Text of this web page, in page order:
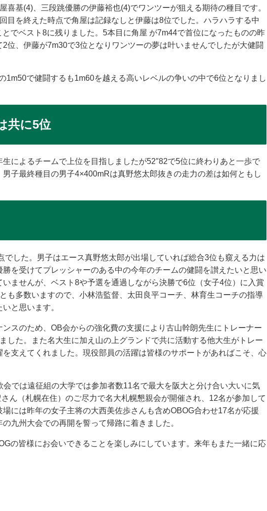
喜基(4)、三段跳優勝の伊藤裕也(4)でワンツーが狙える期待の種目です。
目を終えた時点で角屋は記録なしと伊藤は8位でした。ハラハラする中
でベスト8に残りました。5本目に角屋 が7m44で首位になったものの昨
位、伊藤が7m30で3位となりワンツーの夢は叶いませんでしたが大健闘
1m50で健闘するも1m60を越える高いレベルの争いの中で6位となりまし
共に5位
によるチームで上位を目指しましたが52″82で5位に終わりあと一歩で
子最終種目の男子4×400mRは真野悠太郎抜きの走力の差は如何ともし
でした。男子はエース真野悠太郎が出場していれば総合3位も窺える力は
を受けてプレッシャーのある中の今年のチームの健闘を讃えたいと思い
ませんが、ベスト8や予選を通過しながら決勝で6位（女子4位）に入賞
も多数いますので、小林浩監督、太田良平コーチ、林育生コーチの指導
と思います。
スのため、OB会からの強化費の支援により古山幹朗先生にトレーナー
した。また名大生に加え山の上グランドで共に活動する他大生がトレー
支えてくれました。現役部員の活躍は皆様のサポートがあればこそ、心
では遠征組の大学では参加者数11名で最大を阪大と分け合い大いに気
ん（札幌在住）のご尽力で名大札幌懇親会が開催され、12名が参加して
には昨年の女子主将の大西美佐歩さんも含めOBOG合わせ17名が応援
九州大会での再開を誓って帰路に着きました。
の皆様にお会いできることを楽しみにしています。来年もまた一緒に応